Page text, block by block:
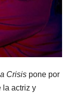
Crisis pone por
la actriz y